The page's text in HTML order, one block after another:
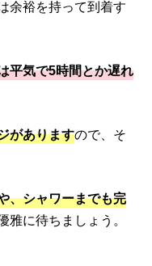
余裕を持って到着す
平気で5時間とか遅れ
がありますので、そ
、シャワーまでも完
雅に待ちましょう。